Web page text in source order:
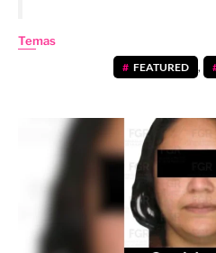
Temas
FEATURED ,